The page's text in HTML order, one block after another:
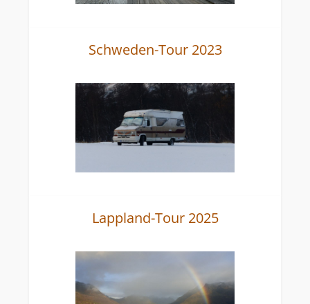
Schweden-Tour 2023
Lappland-Tour 2025